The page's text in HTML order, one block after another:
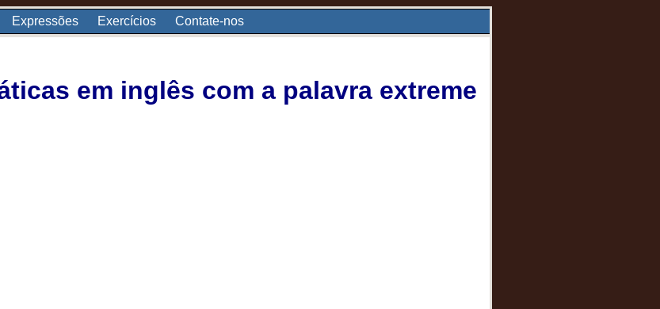
Expressões Exercícios Contate-nos
em inglês com a palavra extreme